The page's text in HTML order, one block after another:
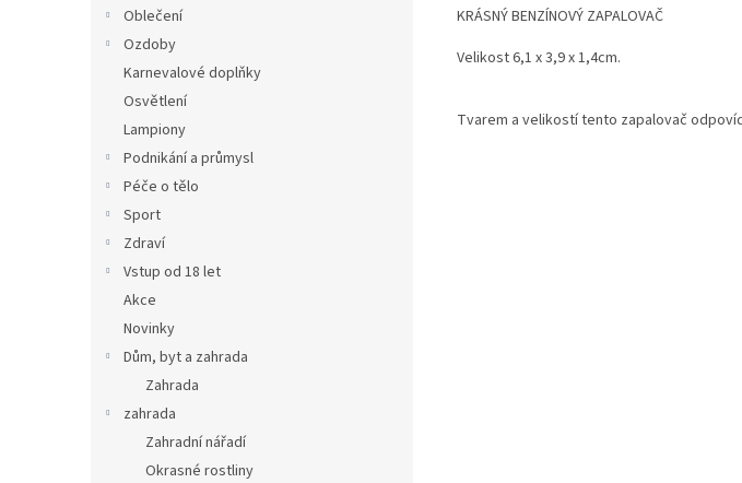
Oblečení
Ozdoby
Karnevalové doplňky
Osvětlení
Lampiony
Podnikání a průmysl
Péče o tělo
Sport
Zdraví
Vstup od 18 let
Akce
Novinky
Dům, byt a zahrada
Zahrada
zahrada
Zahradní nářadí
Okrasné rostliny
KRÁSNÝ BENZÍNOVÝ ZAPALOVAČ
Velikost 6,1 x 3,9 x 1,4cm.
Tvarem a velikostí tento zapalovač